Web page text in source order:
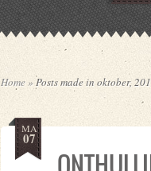
Home»Posts made in oktober,
MA
07